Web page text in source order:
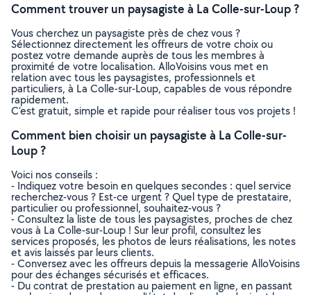
Comment trouver un paysagiste à La Colle-sur-Loup ?
Vous cherchez un paysagiste près de chez vous ?
Sélectionnez directement les offreurs de votre choix ou
postez votre demande auprès de tous les membres à
proximité de votre localisation. AlloVoisins vous met en
relation avec tous les paysagistes, professionnels et
particuliers, à La Colle-sur-Loup, capables de vous répondre
rapidement.
C’est gratuit, simple et rapide pour réaliser tous vos projets !
Comment bien choisir un paysagiste à La Colle-sur-
Loup ?
Voici nos conseils :
- Indiquez votre besoin en quelques secondes : quel service
recherchez-vous ? Est-ce urgent ? Quel type de prestataire,
particulier ou professionnel, souhaitez-vous ?
- Consultez la liste de tous les paysagistes, proches de chez
vous à La Colle-sur-Loup ! Sur leur profil, consultez les
services proposés, les photos de leurs réalisations, les notes
et avis laissés par leurs clients.
- Conversez avec les offreurs depuis la messagerie AlloVoisins
pour des échanges sécurisés et efficaces.
- Du contrat de prestation au paiement en ligne, en passant